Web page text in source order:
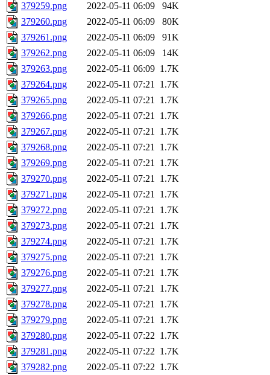
379259.png
2022-05-11 06:09
94K
379260.png
2022-05-11 06:09
80K
379261.png
2022-05-11 06:09
91K
379262.png
2022-05-11 06:09
14K
379263.png
2022-05-11 06:09 1.7K
379264.png
2022-05-11 07:21 1.7K
379265.png
2022-05-11 07:21 1.7K
379266.png
2022-05-11 07:21 1.7K
379267.png
2022-05-11 07:21 1.7K
379268.png
2022-05-11 07:21 1.7K
379269.png
2022-05-11 07:21 1.7K
379270.png
2022-05-11 07:21 1.7K
379271.png
2022-05-11 07:21 1.7K
379272.png
2022-05-11 07:21 1.7K
379273.png
2022-05-11 07:21 1.7K
379274.png
2022-05-11 07:21 1.7K
379275.png
2022-05-11 07:21 1.7K
379276.png
2022-05-11 07:21 1.7K
379277.png
2022-05-11 07:21 1.7K
379278.png
2022-05-11 07:21 1.7K
379279.png
2022-05-11 07:21 1.7K
379280.png
2022-05-11 07:22 1.7K
379281.png
2022-05-11 07:22 1.7K
379282.png
2022-05-11 07:22 1.7K